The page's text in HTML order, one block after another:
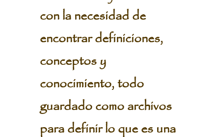
con la necesidad de
encontrar definiciones,
conceptos y
conocimiento, todo
guardado como archivos
para definir lo que es una